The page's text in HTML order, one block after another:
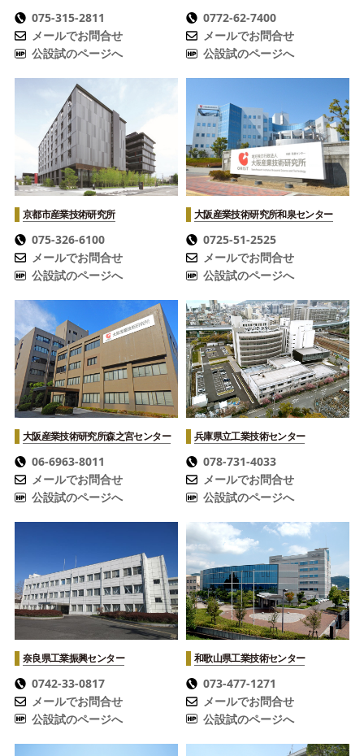
075-315-2811
メールでお問合せ
公設試のページへ
0772-62-7400
メールでお問合せ
公設試のページへ
京都市産業技術研究所
075-326-6100
メールでお問合せ
公設試のページへ
大阪産業技術研究所和泉センター
0725-51-2525
メールでお問合せ
公設試のページへ
大阪産業技術研究所森之宮センター
06-6963-8011
メールでお問合せ
公設試のページへ
兵庫県立工業技術センター
078-731-4033
メールでお問合せ
公設試のページへ
奈良県工業振興センター
0742-33-0817
メールでお問合せ
公設試のページへ
和歌山県工業技術センター
073-477-1271
メールでお問合せ
公設試のページへ